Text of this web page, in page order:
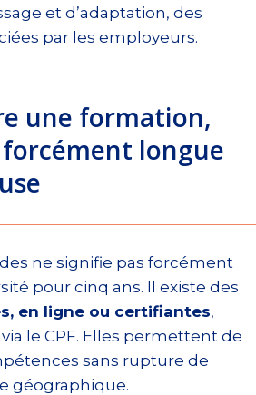
et d’adaptation, des
par les employeurs.
une formation,
forcément longue
ne signifie pas forcément
pour cinq ans. Il existe des
en ligne ou certifiantes,
le CPF. Elles permettent de
sans rupture de
géographique.